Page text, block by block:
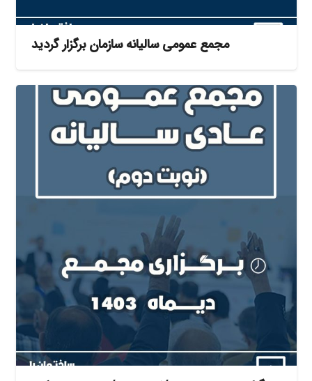
مجمع عمومی سالیانه سازمان برگزار گردید